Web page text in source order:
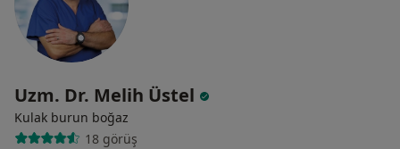
Uzm. Dr. Melih Üstel
Kulak burun boğaz
18 görüş